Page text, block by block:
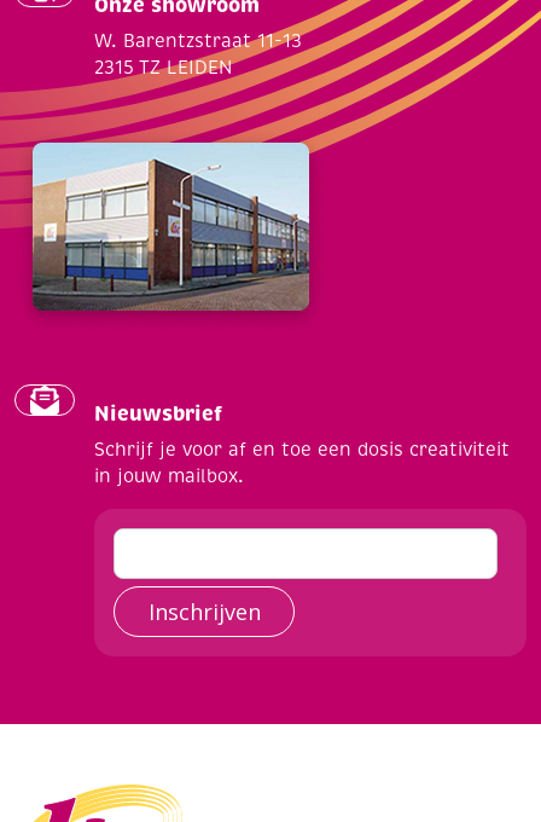
Onze showroom
W. Barentzstraat 11-13
2315 TZ LEIDEN
Nieuwsbrief
Schrijf je voor af en toe een dosis creativiteit
in jouw mailbox.
Inschrijven